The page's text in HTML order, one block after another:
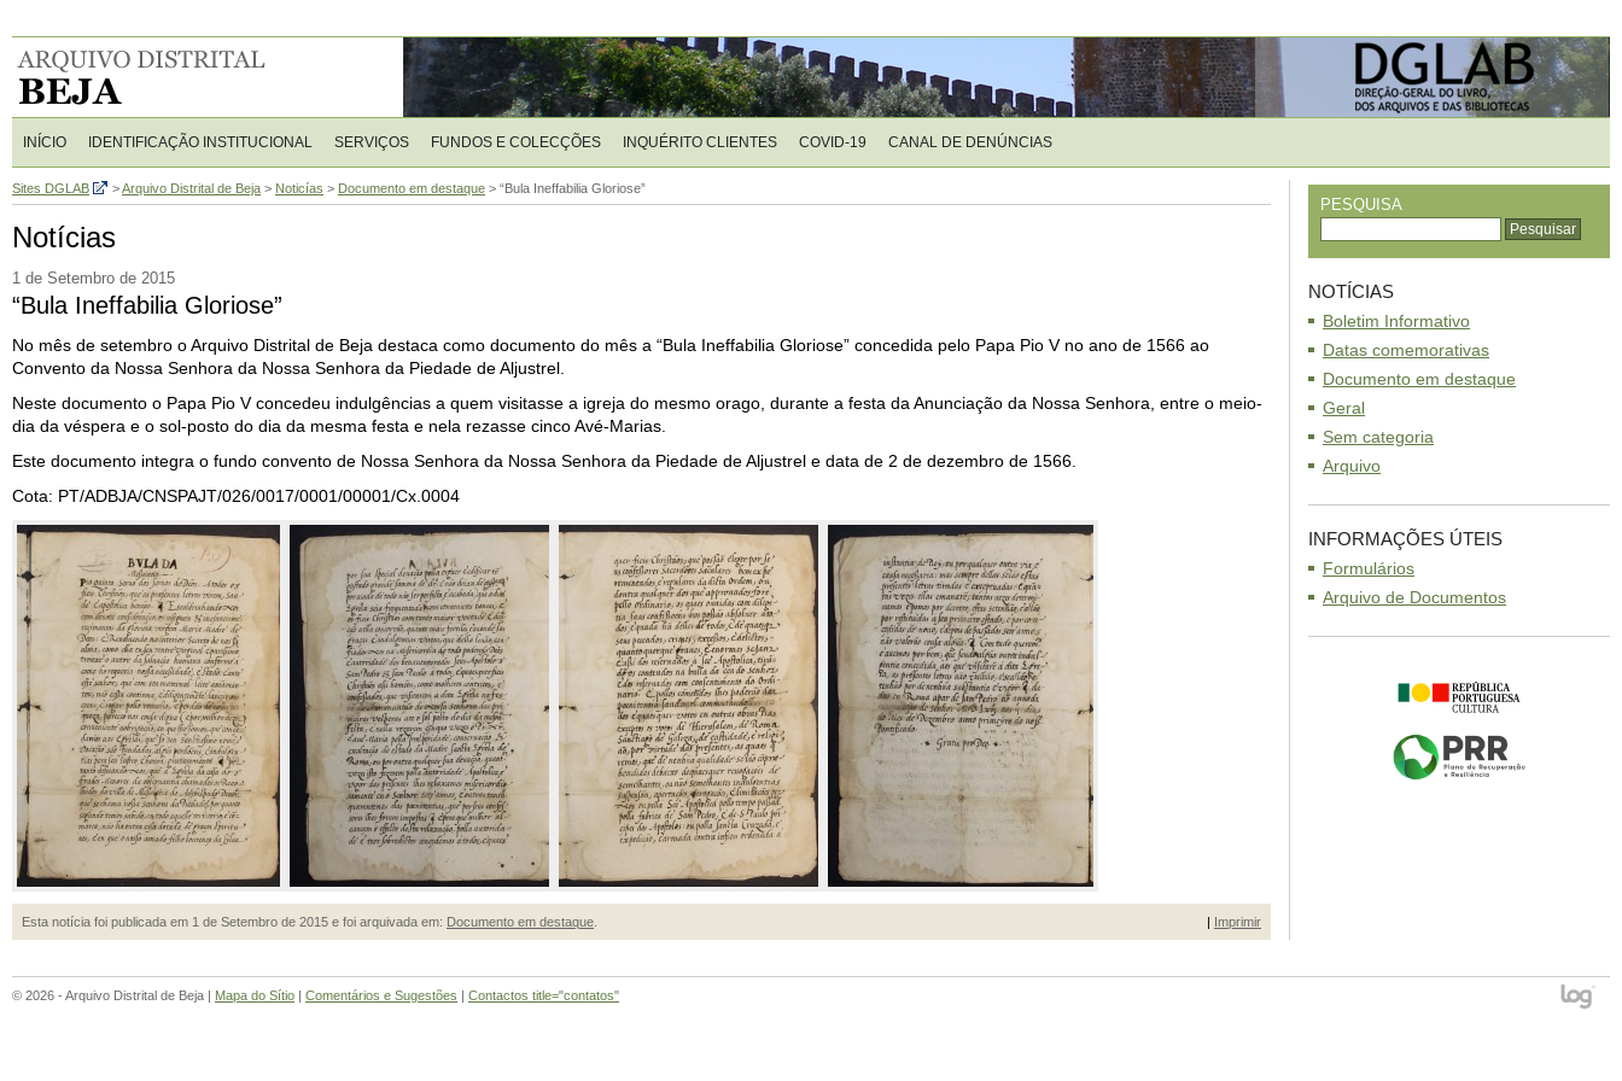
INÍCIO IDENTIFICAÇÃO INSTITUCIONAL SERVIÇOS FUNDOS E COLECÇÕES INQUÉRITO CLIENTES COVID-19 CANAL DE DENÚNCIAS
Sites DGLAB >Arquivo Distrital de Beja > Noticías > Documento em destaque > “Bula Ineffabilia Gloriose”
Notícias
1 de Setembro de 2015
“Bula Ineffabilia Gloriose”
No mês de setembro o Arquivo Distrital de Beja destaca como documento do mês a “Bula Ineffabilia Gloriose” concedida pelo Papa Pio V no ano de 1566 ao
Convento da Nossa Senhora da Nossa Senhora da Piedade de Aljustrel.
Neste documento o Papa Pio V concedeu indulgências a quem visitasse a igreja do mesmo orago, durante a festa da Anunciação da Nossa Senhora, entre o meio-
dia da véspera e o sol-posto do dia da mesma festa e nela rezasse cinco Avé-Marias.
Este documento integra o fundo convento de Nossa Senhora da Nossa Senhora da Piedade de Aljustrel e data de 2 de dezembro de 1566.
Cota: PT/ADBJA/CNSPAJT/026/0017/0001/00001/Cx.0004
Esta notícia foi publicada em 1 de Setembro de 2015 e foi arquivada em: Documento em destaque | Imprimir
PESQUISA
NOTÍCIAS
Boletim Informativo
Datas comemorativas
Documento em destaque
Geral
Sem categoria
Arquivo
INFORMAÇÕES ÚTEIS
Formulários
Arquivo de Documentos
© 2026 - Arquivo Distrital de Beja | Mapa do Sítio | Comentários e Sugestões | Contactos title="contatos"